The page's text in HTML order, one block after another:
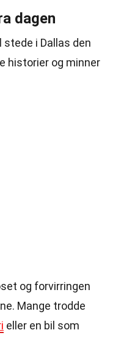
dagen
i Dallas den
historier og minner
og forvirringen
Mange trodde
eller en bil som